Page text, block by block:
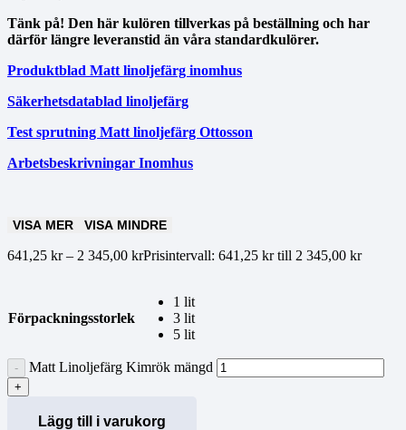
Tänk på! Den här kulören tillverkas på beställning och har
därför längre leveranstid än våra standardkulörer.
Produktblad Matt linoljefärg inomhus
Säkerhetsdatablad linoljefärg
Test sprutning Matt linoljefärg Ottosson
Arbetsbeskrivningar Inomhus
VISA MER VISA MINDRE
641,25 kr – 2 345,00 krPrisintervall: 641,25 kr till 2 345,00 kr
Förpackningsstorlek
1 lit
3 lit
5 lit
Matt Linoljefärg Kimrök mängd
Lägg till i varukorg